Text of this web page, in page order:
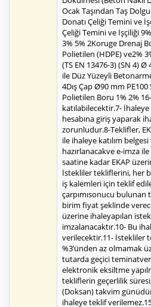
Ocak Taşından Taş
Donatı Çeliği Temini ve
Çeliği Temini ve İşçiliği
3% 5% 2Koruge Drenaj
Polietilen (HDPE) ve2%
(TS EN 13476-3) (SN 4)
ile Düz Yüzeyli Betonarme
4Dış Çap Ø90 mm PE100
Polietilen Boru 1% 2%
katılabilecektir.7-
hesabına giriş yaparak
zorunludur.8-Teklifler,
ile ihaleye katılım
hazırlanacakve e-imza
saatine kadar EKAP
İstekliler tekliflerini, her
iş kalemleri için teklif
çarpımısonucu
birim fiyat şeklinde
üzerine ihaleyapılan
imzalanacaktır.10- Bu
verilecektir.11- İstekliler
%3’ünden az olmamak
tutarda geçici
elektronik eksiltme
tekliflerin geçerlilik
(Doksan) takvim
ihaleye teklif